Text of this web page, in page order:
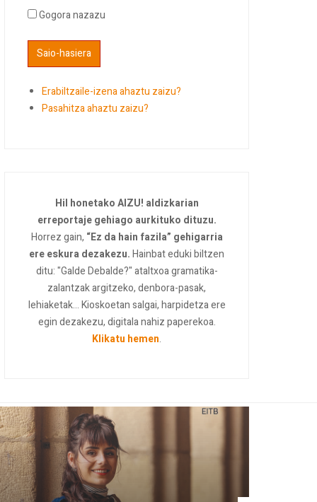
Gogora nazazu
Erabiltzaile-izena ahaztu zaizu?
Pasahitza ahaztu zaizu?
Hil honetako AIZU! aldizkarian
erreportaje gehiago aurkituko dituzu.
Horrez gain, “Ez da hain fazila” gehigarria
ere eskura dezakezu.Hainbat eduki biltzen
ditu: "Galde Debalde?" ataltxoa gramatika-
zalantzak argitzeko, denbora-pasak,
lehiaketak... Kioskoetan salgai, harpidetza ere
egin dezakezu, digitala nahiz paperekoa.
Klikatu hemen.